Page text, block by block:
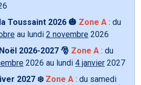
Toussaint 2026 🎃 Zone A : du
au lundi 2 novembre 2026
2026-2027 🎅 Zone A : du
2026 au lundi 4 janvier 2027
2027 ❄️ Zone A : du samedi